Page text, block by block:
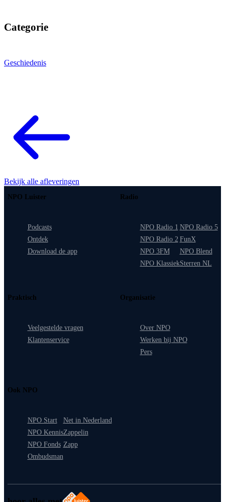
Categorie
Geschiedenis
Bekijk alle afleveringen
NPO Luister
Podcasts
Ontdek
Download de app
Radio
NPO Radio 1
NPO Radio 2
NPO 3FM
NPO Klassiek
NPO Radio 5
FunX
NPO Blend
Sterren NL
Praktisch
Veelgestelde vragen
Klantenservice
Organisatie
Over NPO
Werken bij NPO
Pers
Ook NPO
NPO Start
NPO Kennis
NPO Fonds
Ombudsman
Net in Nederland
Zappelin
Zapp